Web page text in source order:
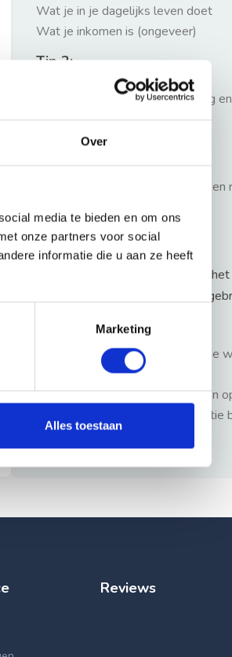
Over
media te bieden en om ons
onze partners voor social
informatie die u aan ze heeft
Marketing
Alles toestaan
Wat je in je dagelijks leven doet
Wat je inkomen is (ongeveer)
Tip 2:
Wees beleefd, niet te langdradig
verhaal kort
Wacht niet met reageren. Snel een
Waarschuwing
Huurflits hecht veel waarde aan
handelen van verhuurders maar
1: Nooit vooraf betalen zonder de
hebben gezien.
2: Geen persoonlijke documenten
3: Meld bij misbruik de advertentie
klantenservice.
Reviews